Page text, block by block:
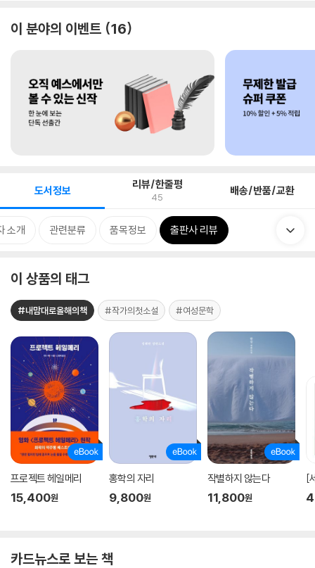
이 분야의 이벤트 16
도서정보 리뷰/한줄평
45 배송/반품/교환
소개 관련분류 품목정보 출판사 리뷰
이 상품의 태그
#내맘대로올해의책 #작가의첫소설 #여성문학
프로젝트 헤일메리
15,400원
홍학의 자리
9,800원
작별하지 않는다
11,800원
[
카드뉴스로 보는 책